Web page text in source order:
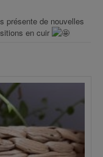
présente de nouvelles
en cuir